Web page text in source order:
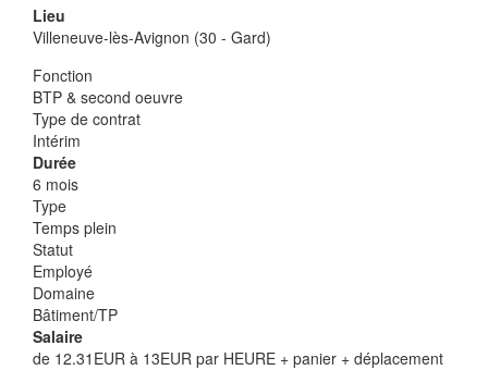
Lieu
Villeneuve-lès-Avignon (30 - Gard)
Fonction
BTP & second oeuvre
Type de contrat
Intérim
Durée
6 mois
Type
Temps plein
Statut
Employé
Domaine
Bâtiment/TP
Salaire
de 12.31EUR à 13EUR par HEURE + panier + déplacement